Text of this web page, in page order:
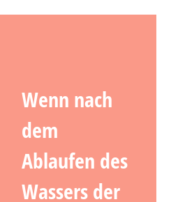
Wenn nach
dem
Ablaufen des
Wassers der